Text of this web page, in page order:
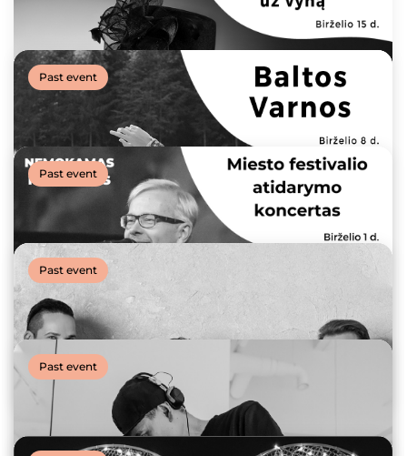
SUMMER STORIES | Nijolė Narmontaitė „Bučinys
saldesnis už vyną“
15 June, 2023
Past event
Past event
Past event
Past event